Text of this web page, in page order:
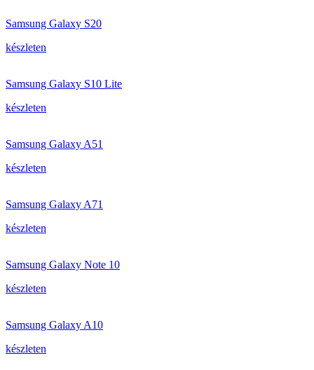
Samsung Galaxy S20
készleten
Samsung Galaxy S10 Lite
készleten
Samsung Galaxy A51
készleten
Samsung Galaxy A71
készleten
Samsung Galaxy Note 10
készleten
Samsung Galaxy A10
készleten